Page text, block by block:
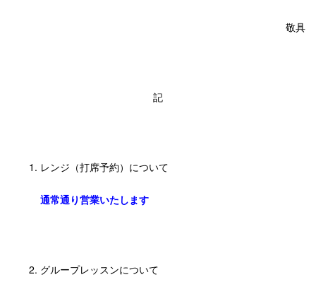
敬具
記
レンジ（打席予約）について
通常通り営業いたします
グループレッスンについて